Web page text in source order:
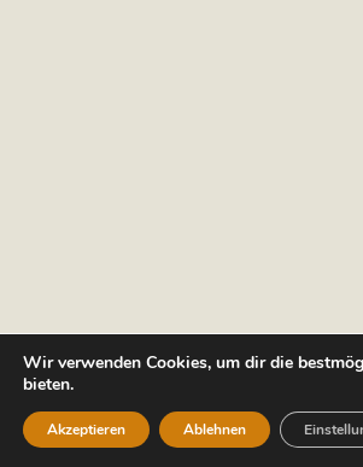
Wir verwenden Cookies, um dir die
bieten.
Akzeptieren Ablehnen